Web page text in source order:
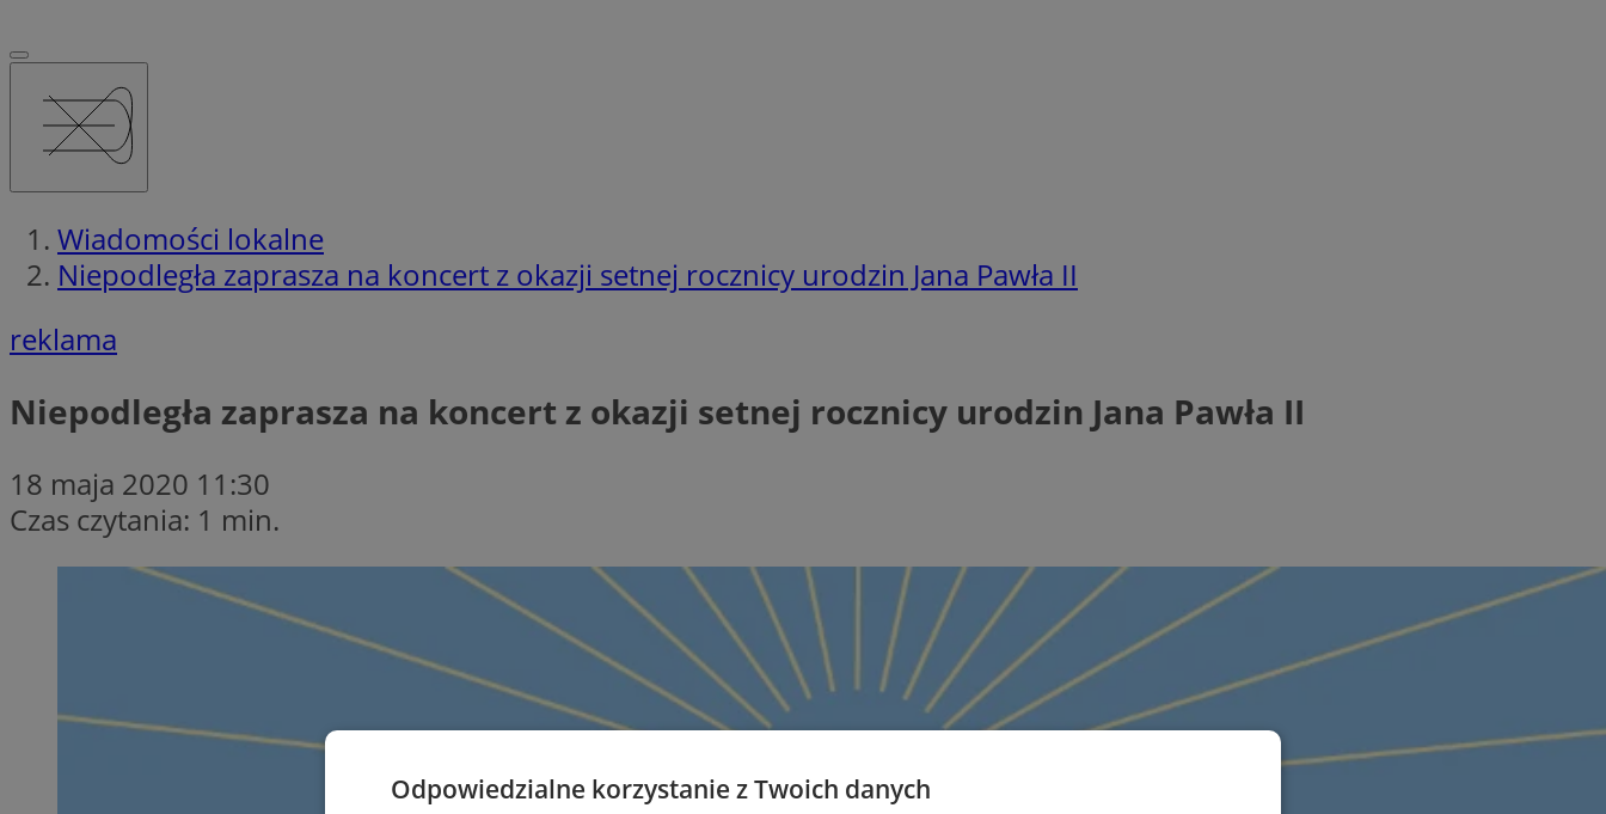
Wiadomości lokalne
Niepodległa zaprasza na koncert z okazji setnej rocznicy urodzin Jana Pawła II
reklama
Niepodległa zaprasza na koncert z okazji setnej rocznicy urodzin Jana Pawła II
18 maja 2020 11:30
Czas czytania: 1 min.
Odpowiedzialne korzystanie z Twoich danych